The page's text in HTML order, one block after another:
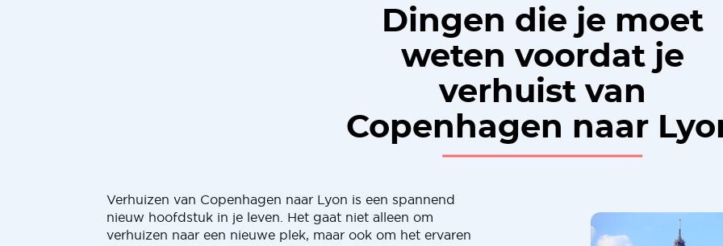
Dingen die je moet
weten voordat je
verhuist van
Copenhagen naar
Verhuizen van Copenhagen naar Lyon is een spannend
nieuw hoofdstuk in je leven. Het gaat niet alleen om
verhuizen naar een nieuwe plek, maar ook om het ervaren